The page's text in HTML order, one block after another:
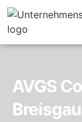
AVGS
Breisgau